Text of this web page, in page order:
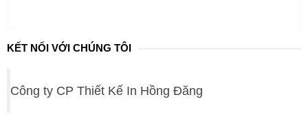
KẾT NỐI VỚI CHÚNG TÔI
Công ty CP Thiết Kế In Hồng Đăng